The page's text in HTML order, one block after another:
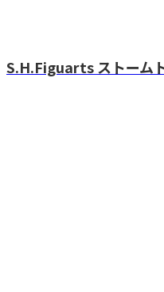
S.H.Figuarts ストーム